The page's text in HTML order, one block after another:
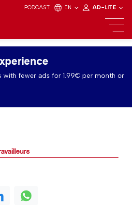
PODCAST EN AD-LITE
with fewer ads for 1.99€ per month or